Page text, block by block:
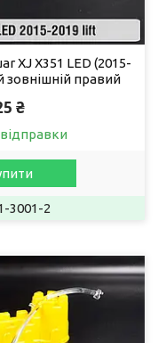
XJ X351 LED (2015-
зовнішній правий
₴
3001-2